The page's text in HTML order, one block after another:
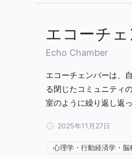
エコーチ
Echo Chamber
エコーチェンバーは、
る閉じたコミュニティ
室のように繰り返し返
2025年11月27日
心理学・行動経済学・脳